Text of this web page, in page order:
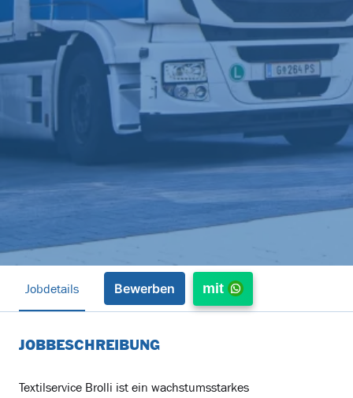
Jobdetails Bewerben mit
JOBBESCHREIBUNG
Textilservice Brolli ist ein wachstumsstarkes